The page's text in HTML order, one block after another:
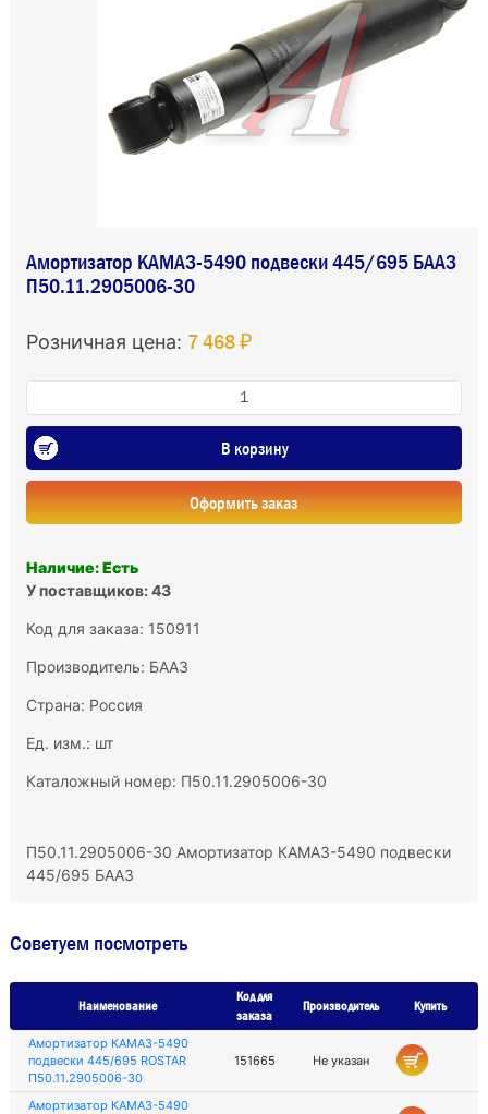
Амортизатор КАМАЗ-5490 подвески 445/695 БААЗ
П50.11.2905006-30
Розничная цена: 7 468 ₽
В корзину
Оформить заказ
Наличие: Есть
У поставщиков: 43
Код для заказа: 150911
Производитель: БААЗ
Страна: Россия
Ед. изм.: шт
Каталожный номер: П50.11.2905006-30
П50.11.2905006-30 Амортизатор КАМАЗ-5490 подвески
445/695 БААЗ
Советуем посмотреть
Наименование
Код для
заказа
Производитель Купить
Амортизатор КАМАЗ-5490
подвески 445/695 ROSTAR
П50.11.2905006-30
151665 Не указан
Амортизатор КАМАЗ-5490